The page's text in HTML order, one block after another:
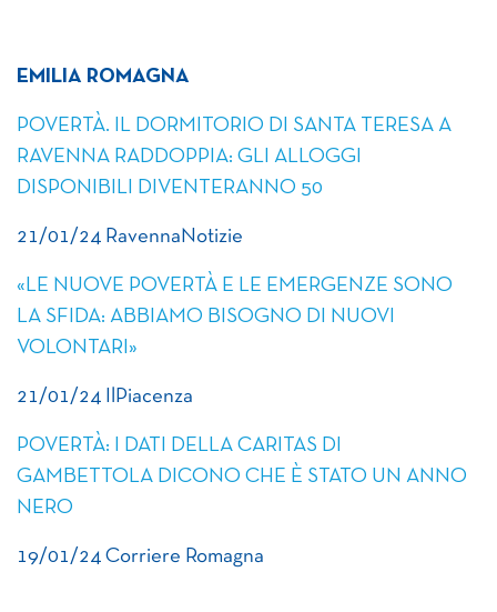
EMILIA ROMAGNA
POVERTÀ. IL DORMITORIO DI SANTA TERESA A
RAVENNA RADDOPPIA: GLI ALLOGGI
DISPONIBILI DIVENTERANNO 50
21/01/24 RavennaNotizie
«LE NUOVE POVERTÀ E LE EMERGENZE SONO
LA SFIDA: ABBIAMO BISOGNO DI NUOVI
VOLONTARI»
21/01/24 IlPiacenza
POVERTÀ: I DATI DELLA CARITAS DI
GAMBETTOLA DICONO CHE È STATO UN ANNO
NERO
19/01/24 Corriere Romagna